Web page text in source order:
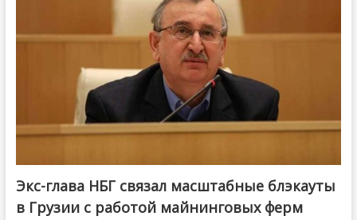
Экс-глава НБГ связал масштабные блэкауты
в Грузии с работой майнинговых ферм